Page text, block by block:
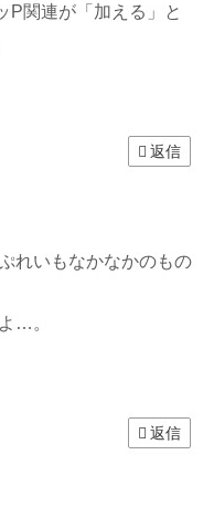
P関連が「加える」と
返信
れいもなかなかのもの
…。
返信